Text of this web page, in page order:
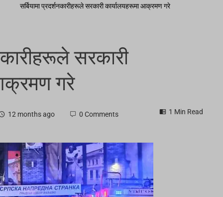
सर्बियामा प्रदर्शनकारीहरूले सरकारी कार्यालयहरूमा आक्रमण गरे
सरकारी
गरे
12 months ago 0 Comments 1 Min Read